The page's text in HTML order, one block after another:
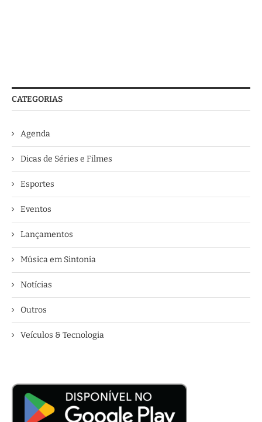
CATEGORIAS
Agenda
Dicas de Séries e Filmes
Esportes
Eventos
Lançamentos
Música em Sintonia
Notícias
Outros
Veículos & Tecnologia